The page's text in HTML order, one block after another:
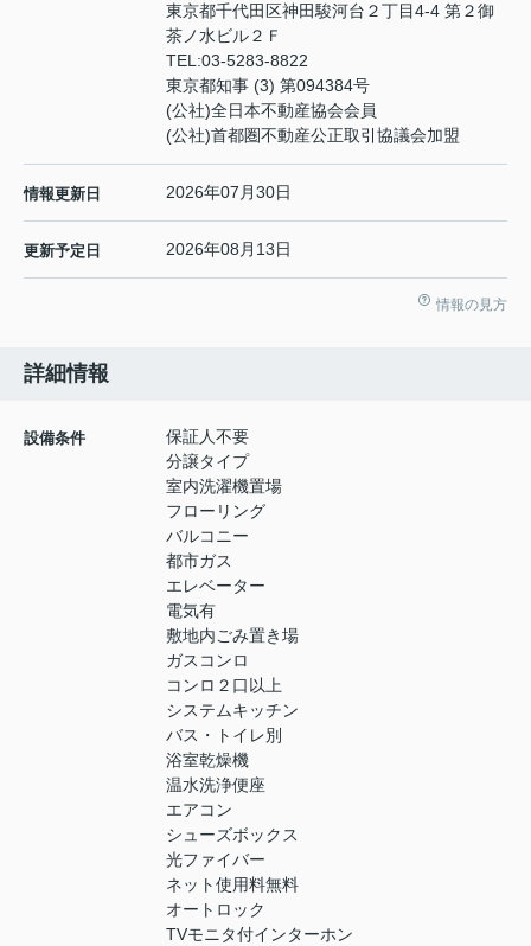
東京都千代田区神田駿河台２丁目4-4 第２御
茶ノ水ビル２Ｆ
TEL:03-5283-8822
東京都知事 (3) 第094384号
(公社)全日本不動産協会会員
(公社)首都圏不動産公正取引協議会加盟
情報更新日 2026年07月30日
更新予定日 2026年08月13日
情報の見方
詳細情報
設備条件
保証人不要
分譲タイプ
室内洗濯機置場
フローリング
バルコニー
都市ガス
エレベーター
電気有
敷地内ごみ置き場
ガスコンロ
コンロ２口以上
システムキッチン
バス・トイレ別
浴室乾燥機
温水洗浄便座
エアコン
シューズボックス
光ファイバー
ネット使用料無料
オートロック
TVモニタ付インターホン